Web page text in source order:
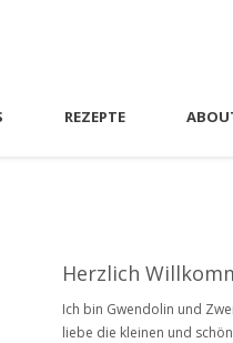
REZEPTE
Herzlich
Ich bin Gwendolin und
liebe die kleinen und